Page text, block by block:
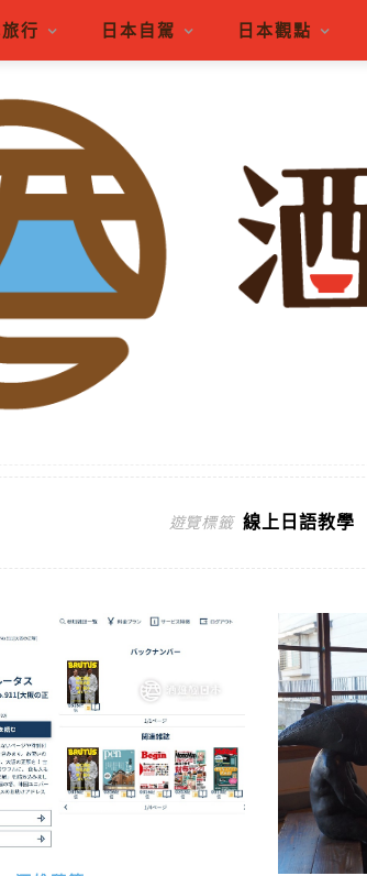
行 日本自駕 日本觀點
遊覽標籤 線上日語教學